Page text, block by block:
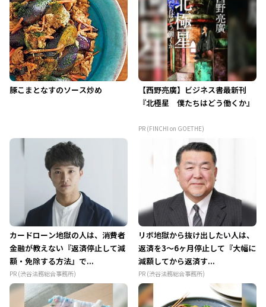
豚こまとなすのソース炒め
【西野亮廣】ビジネス書最新刊
『北極星 僕たちはどう働くか』
PR (FINCHI on GOETHE)
カードローン地獄の人は、消費者
金融が教えない『返済停止して減
額・免除する方法』で...
PR (渋谷法務総合事務所)
リボ地獄から抜け出したい人は、
返済を3～6ヶ月停止して『大幅に
減額してから返済す...
PR (渋谷法務総合事務所)